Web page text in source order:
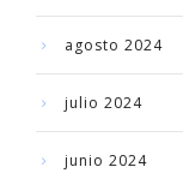
agosto 2024
julio 2024
junio 2024